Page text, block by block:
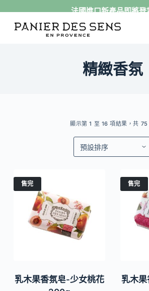
跳
至
法國進口新產品即將登
精緻香氛
顯示第 1 至 16 項結果，共 75
售完
乳木果香氛皂-少女桃花
售完
乳木